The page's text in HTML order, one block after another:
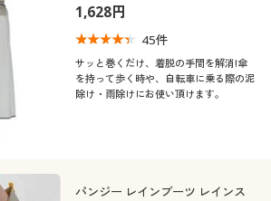
ブリック
ント
下着
て
ース服
ース下着
1,628円
45件
サッと巻くだけ、着脱の手間を解消!傘
を持って歩く時や、自転車に乗る際の泥
除け・雨除けにお使い頂けます。
パンジー レインブーツ レインス